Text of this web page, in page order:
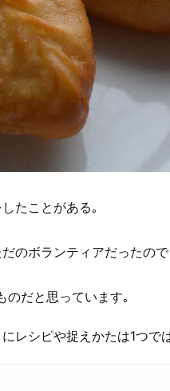
たことがある｡
のボランティアだったの
のだと思っています｡
レシピや捉えかたは1つで